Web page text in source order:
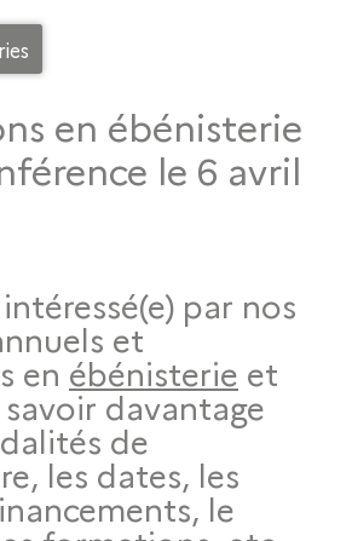
en ébénisterie
le 6 avril
par nos
et
en ébénisterie et
davantage
de
les dates, les
le